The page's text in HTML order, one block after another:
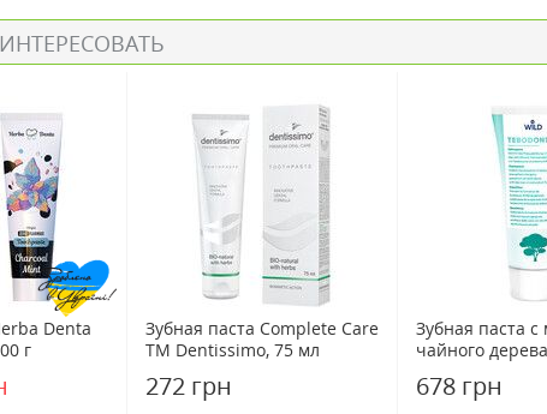
Denta
г
Зубная паста Complete Care
ТМ Dentissimo, 75 мл
272 грн
Зубная паста c
чайного
678 грн